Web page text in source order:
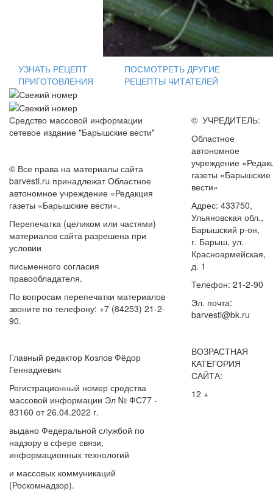
УЗНАТЬ РЕЦЕПТ
ПРИГОТОВЛЕНИЯ
ПОСМОТРЕТЬ ДРУГИЕ
РЕЦЕПТЫ ЧИТАТЕЛЕЙ
Средство массовой информации
сетевое издание "Барышские вести"
© Все права на материалы сайта
barvesti.ru принадлежат Областное
автономное учреждение «Редакция
газеты «Барышские вести».
Перепечатка (целиком или частями)
материалов сайта разрешена при
условии
письменного согласия
правообладателя.
По вопросам перепечатки материалов
звоните по телефону: +7 (84253) 21-2-
90.
Главный редактор Козлов Фёдор
Геннадиевич
Регистрационный номер средства
массовой информации Эл № ФС77 -
83160 от 26.04.2022 г.
выдано Федеральной службой по
надзору в сфере связи,
информационных технологий
и массовых коммуникаций
(Роскомнадзор).
© УЧРЕДИТЕЛЬ:
Областное
автономное
учреждение
газеты «Барышские
вести»
Адрес: 433750,
Ульяновская обл.,
Барышский р-он,
г. Барыш, ул.
Красноармейская,
д. 1
Телефон: 21-2-90
Эл. почта:
barvesti@bk.ru
ВОЗРАСТНАЯ
КАТЕГОРИЯ
САЙТА:
12 +